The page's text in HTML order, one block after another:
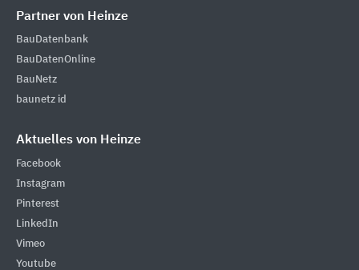
Partner von Heinze
BauDatenbank
BauDatenOnline
BauNetz
baunetz id
Aktuelles von Heinze
Facebook
Instagram
Pinterest
LinkedIn
Vimeo
Youtube